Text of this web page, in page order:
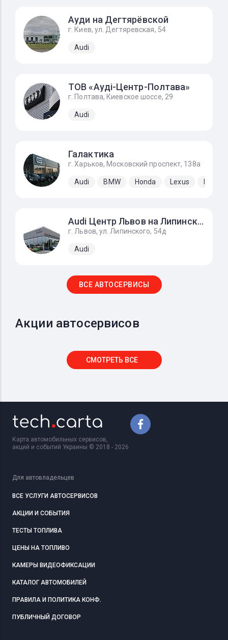
Ауди на Дегтярёвской
г. Киев, ул. Дегтяревская, 54
Audi
ТОВ «Ауді-Центр-Полтава»
г. Полтава, Киевское шоссе, 29
Audi
Галактика
г. Харьков, Московский проспект, 138а
Audi BMW Honda Lexus
Audi Центр Львов на Липинского
г. Львов, ул. Липинского, 54д
Audi
ВСЕ АВТОСЕРВИСЫ
Акции автосервисов
СМОТРЕТЬ ВСЕ
Карта автомобильных сервисов,
акций и событий Украины © 2018 - 2026
Для автовладельцев
ВСЕ УСЛУГИ АВТОСЕРВИСОВ
АКЦИИ И СОБЫТИЯ
ТЕСТЫ ТОПЛИВА
ЦЕНЫ НА ТОПЛИВО
КАМЕРЫ ВИДЕОФИКСАЦИИ
КАТАЛОГ АВТОМОБИЛЕЙ
ПРАВИЛА И ПОЛИТИКА КОНФ.
ПУБЛИЧНЫЙ ДОГОВОР